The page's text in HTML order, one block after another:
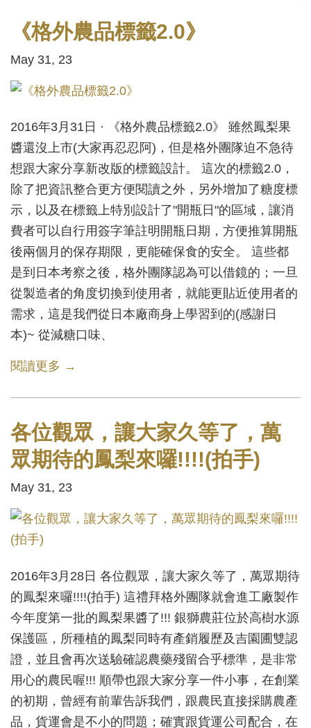
《格外農品標籤2.0》
May 31, 23
2016年3月31日 · 《格外農品標籤2.0》 雖然鳳梨果
醬還沒上市(大家再忍忍阿)，但是格外團隊迫不急待
想跟大家分享新改版的標籤設計。 這次的標籤2.0，
除了把資訊整合更方便閱讀之外，另外增加了糖度標
示，以及在標籤上特別設計了"開瓶日"的區域，讓消
費者可以自行用簽字筆註明開瓶日期，方便推算開瓶
後兩個月的保存期限，更能確保食的安全。 這些都
是到日本考察之後，格外團隊認為可以借鏡的；一旦
從製造者的角度切換到使用者，就能更貼近使用者的
需求，這是我們從日本廠商身上學習到的(感謝日
本)~ 從減糖口味、
閱讀更多 →
各位觀眾，讓大家久等了，萬
眾期待的鳳梨來囉!!!!(拍手)
May 31, 23
2016年3月28日 各位觀眾，讓大家久等了，萬眾期待
的鳳梨來囉!!!!(拍手) 這禮拜格外團隊就會進工廠製作
今年度第一批的鳳梨果醬了!!! 銀獅農莊位於高樹水源
保護區，所種植的鳳梨同時有產銷履歷及吉園圃雙認
證，並且會再次送驗確認農藥殘留合乎標準，是非常
用心的農民喔!!! 順帶也跟大家分享一件小事，在創業
的初期，曾經有前輩告訴我們，跟農民直接採購農產
品，貨運會是不小的問題；確實跟貨運公司配合，在